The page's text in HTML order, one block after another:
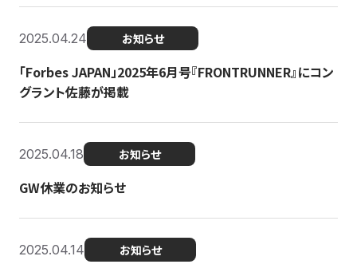
2025.04.24 お知らせ
「Forbes JAPAN」2025年6月号『FRONTRUNNER』にコン
グラント佐藤が掲載
2025.04.18 お知らせ
GW休業のお知らせ
2025.04.14 お知らせ